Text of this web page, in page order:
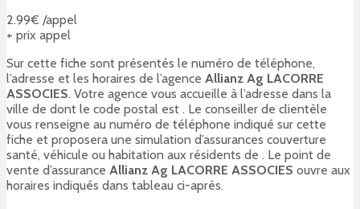
2.99€ /appel
+ prix appel
Sur cette fiche sont présentés le numéro de téléphone,
l’adresse et les horaires de l’agence Allianz Ag LACORRE
ASSOCIES. Votre agence vous accueille à l’adresse dans la
ville de dont le code postal est . Le conseiller de clientèle
vous renseigne au numéro de téléphone indiqué sur cette
fiche et proposera une simulation d’assurances couverture
santé, véhicule ou habitation aux résidents de . Le point de
vente d’assurance Allianz Ag LACORRE ASSOCIES ouvre aux
horaires indiqués dans tableau ci-après.